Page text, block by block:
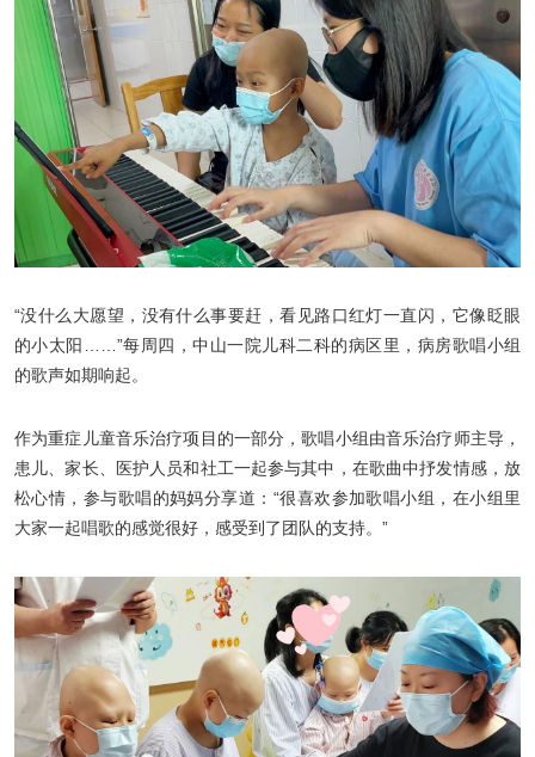
“没什么大愿望，没有什么事要赶，看见路口红灯一直闪，它像眨眼
的小太阳……”每周四，中山一院儿科二科的病区里，病房歌唱小组
的歌声如期响起。
作为重症儿童音乐治疗项目的一部分，歌唱小组由音乐治疗师主导，
患儿、家长、医护人员和社工一起参与其中，在歌曲中抒发情感，放
松心情，参与歌唱的妈妈分享道：“很喜欢参加歌唱小组，在小组里
大家一起唱歌的感觉很好，感受到了团队的支持。”